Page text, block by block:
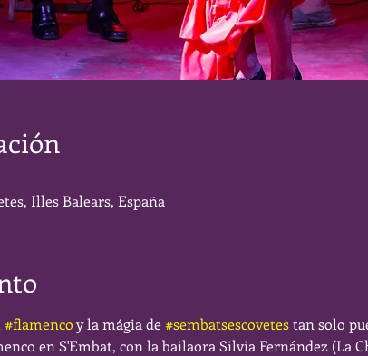
Illes Balears, España
#flamenco y la mágia de #sembatsescovetes tan solo
en S'Embat, con la bailaora Silvia Fernández (La